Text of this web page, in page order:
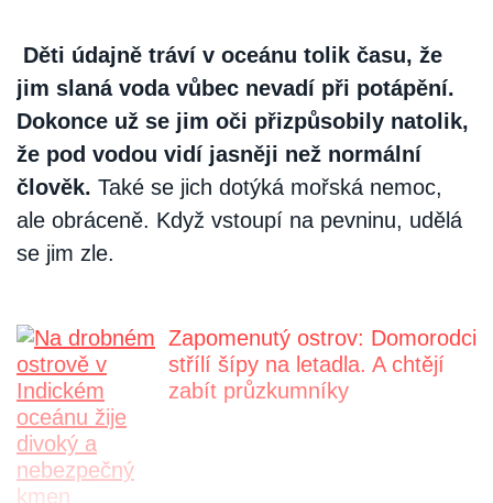
Děti údajně tráví v oceánu tolik času, že
jim slaná voda vůbec nevadí při potápění.
Dokonce už se jim oči přizpůsobily natolik,
že pod vodou vidí jasněji než normální
člověk. Také se jich dotýká mořská nemoc,
ale obráceně. Když vstoupí na pevninu, udělá
se jim zle.
Zapomenutý ostrov: Domorodci
střílí šípy na letadla. A chtějí
zabít průzkumníky